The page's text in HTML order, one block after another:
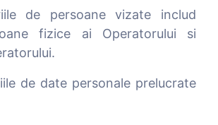
de persoane vizate includ
fizice ai Operatorului si
de date personale prelucrate